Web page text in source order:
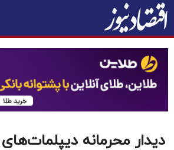
دیدار محرمانه دیپلمات‌های